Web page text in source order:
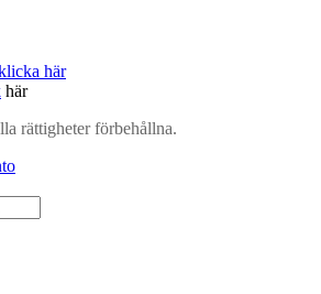
här
här
rättigheter förbehållna.